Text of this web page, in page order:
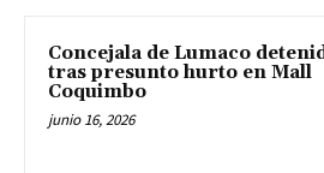
Concejala de Lumaco
tras presunto hurto en Mall
Coquimbo
junio 16, 2026